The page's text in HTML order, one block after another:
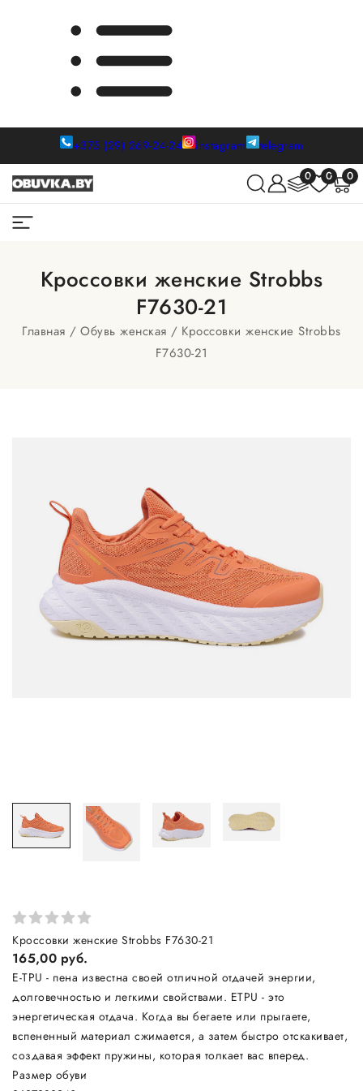
+375 (29) 269-24-24 instagram telegram
0 0 0
Кроссовки женские Strobbs
F7630-21
Главная Обувь женская
Кроссовки женские Strobbs
F7630-21
Кроссовки женские Strobbs F7630-21
165,00 руб.
E-TPU - пена известна своей отличной отдачей энергии,
долговечностью и легкими свойствами. ETPU - это
энергетическая отдача. Когда вы бегаете или прыгаете,
вспененный материал сжимается, а затем быстро отскакивает,
создавая эффект пружины, которая толкает вас вперед.
Размер обуви